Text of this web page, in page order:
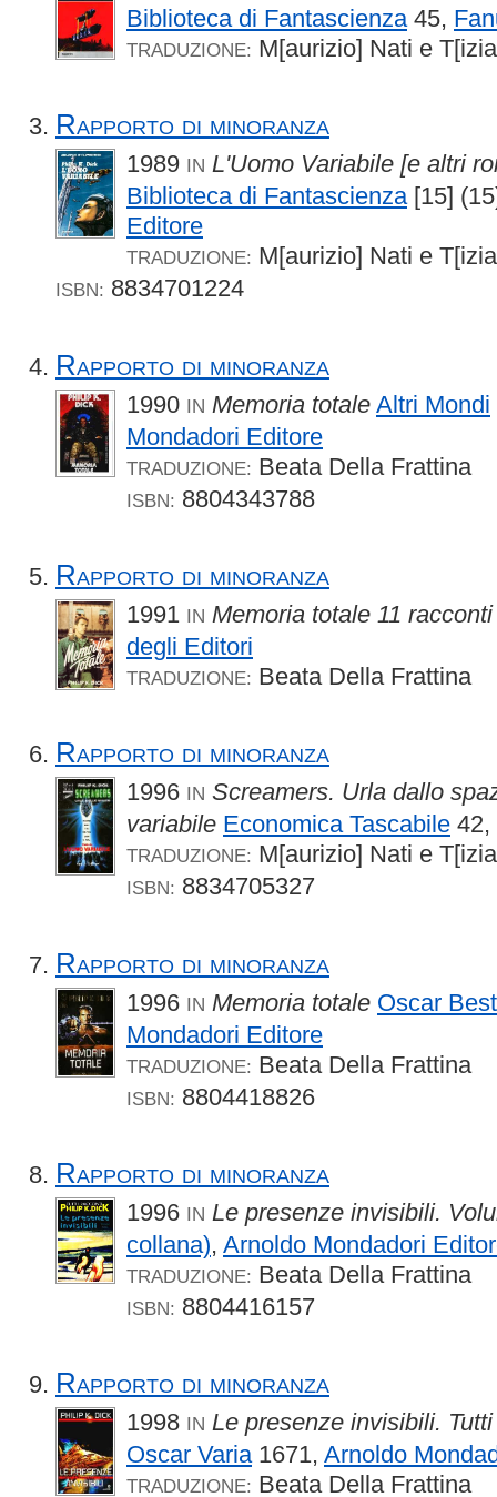
Biblioteca di Fantascienza 45,
TRADUZIONE: M[aurizio] Nati e
Rapporto di minoranza
1989 IN L'Uomo Variabile [e altri
Biblioteca di Fantascienza[15]
Editore
TRADUZIONE: M[aurizio] Nati e
ISBN: 8834701224
Rapporto di minoranza
1990 IN Memoria totale Altri Mondi
Mondadori Editore
TRADUZIONE: Beata Della Frattina
ISBN: 8804343788
Rapporto di minoranza
1991 IN Memoria totale 11 racconti
degli Editori
TRADUZIONE: Beata Della Frattina
Rapporto di minoranza
1996 IN Screamers. Urla dallo
variabile Economica Tascabile 42,
TRADUZIONE: M[aurizio] Nati e
ISBN: 8834705327
Rapporto di minoranza
1996 IN Memoria totale Oscar
Mondadori Editore
TRADUZIONE: Beata Della Frattina
ISBN: 8804418826
Rapporto di minoranza
1996 IN Le presenze invisibili.
collana), Arnoldo Mondadori
TRADUZIONE: Beata Della Frattina
ISBN: 8804416157
Rapporto di minoranza
1998 IN Le presenze invisibili.
Oscar Varia1671, Arnoldo
TRADUZIONE: Beata Della Frattina